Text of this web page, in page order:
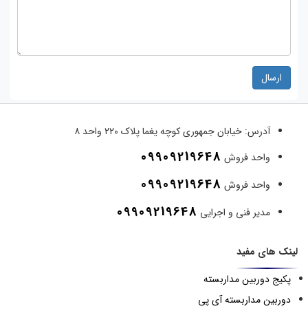
ارسال
آدرس: خیابان جمهوری کوچه یغما پلاک ۲۲۰ واحد ۸
واحد فروش 09909219648
واحد فروش 09909219648
مدیر فنی و اجرایی 09909219648
لینک های مفید
پکیج دوربین مداربسته
دوربین مداربسته آی پی